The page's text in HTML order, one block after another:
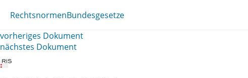
RechtsnormenBundesgesetze
vorheriges Dokument
nächstes Dokument